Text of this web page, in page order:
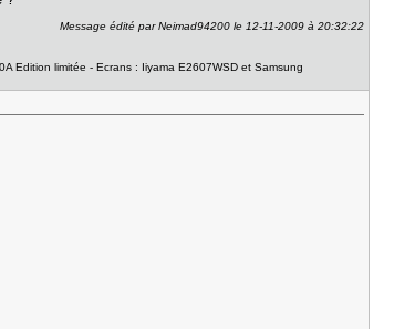
Message édité par Neimad94200 le 12-11-2009 à 20:32:22
Edition limitée - Ecrans : Iiyama E2607WSD et Samsung